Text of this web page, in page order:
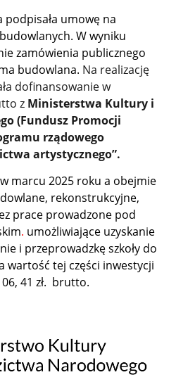
podpisała umowę na
W wyniku
zamówienia publicznego
budowlana. Na realizację
dofinansowanie w
z Ministerstwa Kultury i
(Fundusz Promocji
rządowego
artystycznego”.
marcu 2025 roku a obejmie
rekonstrukcyjne,
prace prowadzone pod
. umożliwiające uzyskanie
i przeprowadzkę szkoły do
wartość tej części inwestycji
41 zł. brutto.